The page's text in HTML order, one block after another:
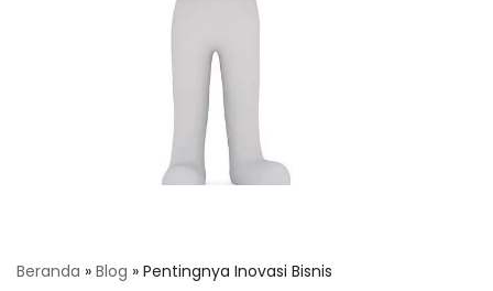
Beranda » Blog » Pentingnya Inovasi Bisnis